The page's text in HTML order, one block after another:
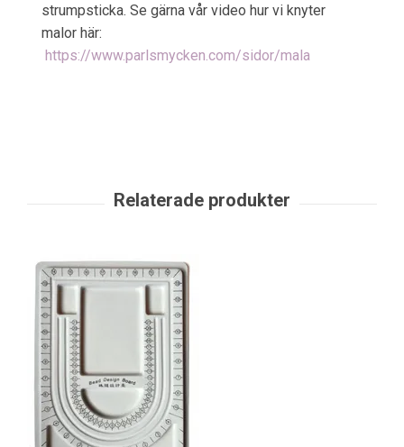
strumpsticka. Se gärna vår video hur vi knyter
malor här:
https://www.parlsmycken.com/sidor/mala